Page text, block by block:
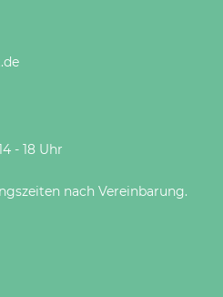
18 Uhr
nach Vereinbarung.